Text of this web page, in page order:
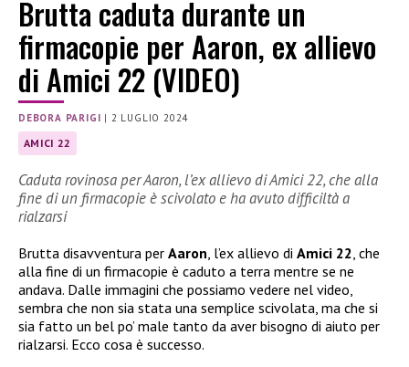
Brutta caduta durante un
firmacopie per Aaron, ex allievo
di Amici 22 (VIDEO)
DEBORA PARIGI | 2 LUGLIO 2024
AMICI 22
Caduta rovinosa per Aaron, l’ex allievo di Amici 22, che alla
fine di un firmacopie è scivolato e ha avuto difficiltà a
rialzarsi
Brutta disavventura per Aaron, l’ex allievo di Amici 22, che
alla fine di un firmacopie è caduto a terra mentre se ne
andava. Dalle immagini che possiamo vedere nel video,
sembra che non sia stata una semplice scivolata, ma che si
sia fatto un bel po’ male tanto da aver bisogno di aiuto per
rialzarsi. Ecco cosa è successo.